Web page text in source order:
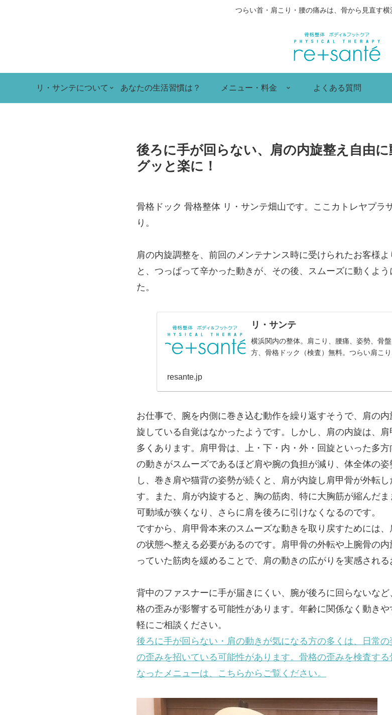
つらい首・肩こり・腰の痛みは、骨から見直す
リ・サンテについて あなたの生活習慣は？ メニュー・料金 よくある質問
後ろに手が回らない、肩の内旋整え自由
グッと楽に！
骨格ドック 骨格整体 リ・サンテ畑山です。ここカトレヤプラ
り。
肩の内旋調整を、前回のメンテナンス時に受けられたお客様
と、つっぱって辛かった動きが、その後、スムーズに動くよ
た。
リ・サンテ
横浜関内の整体。肩こり、腰痛、姿勢、骨
方、骨格ドック（検査）無料。つらい肩こり
resante.jp
お仕事で、腕を内側に巻き込む動作を繰り返すそうで、肩の
旋している自覚はなかったようです。しかし、肩の内旋は、
多くあります。肩甲骨は、上・下・内・外・回旋といった多
の動きがスムーズであるほど肩や腕の負担が減り、体全体の
し、巻き肩や猫背の姿勢が続くと、肩が内旋し肩甲骨が外転
す。また、肩が内旋すると、胸の筋肉、特に大胸筋が縮んだま
可動域が狭くなり、さらに肩を後ろに引けなくなるのです。
ですから、肩甲骨本来のスムーズな動きを取り戻すためには
の状態へ整える必要があるのです。肩甲骨の外転や上腕骨の
っていた筋肉を緩めることで、肩の動きの広がりを実感される
背中のファスナーに手が届きにくい、腕が後ろに回らないな
格の歪みが影響する可能性があります。年齢に関係なく動き
軽にご相談ください。
後ろに手が回らない・肩の動きが気になる方の多くは、日常
の歪みを招いている可能性があります。骨格の歪みを検査す
なったメニューは、こちらからご覧ください。